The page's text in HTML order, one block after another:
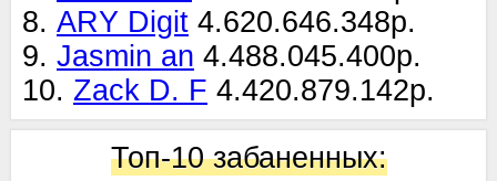
8. ARY Digit 4.620.646.348р.
9. Jasmin an 4.488.045.400р.
10. Zack D. F 4.420.879.142р.
Топ-10 забаненных: